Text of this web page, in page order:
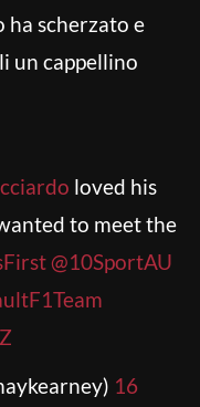
scherzato e
un cappellino
loved his
to meet the
@10SportAU
16